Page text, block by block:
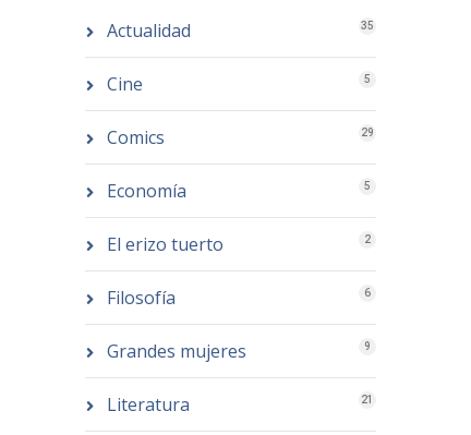
Actualidad 35
Cine 5
Comics 29
Economía 5
El erizo tuerto 2
Filosofía 6
Grandes mujeres 9
Literatura 21